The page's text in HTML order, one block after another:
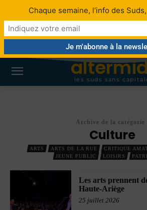
les suds sans
Archive de la catégorie
Culture
ARTS ARTS DE LA RUE CRITIQUE
JEUNE PUBLIC
LOISIRS
Les arts prennent
Haute-Ariège
25 juillet 2026
Chaque semaine, l’info des